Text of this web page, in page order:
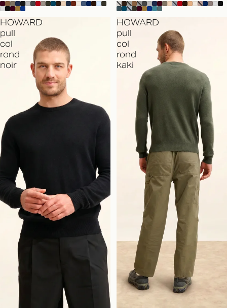
HOWARD
pull
col
rond
noir
HOWARD
pull
col
rond
kaki